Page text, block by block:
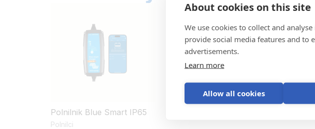
About cookies on this site
We use cookies to collect and
provide social media features and to
advertisements.
Learn more
Allow all cookies
Polnilnik Blue Smart IP65
Polnilci